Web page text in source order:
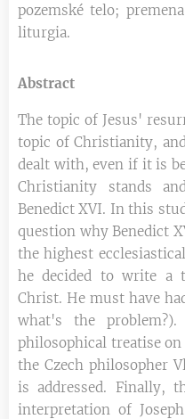
pozemské telo;
liturgia.
Abstract
The topic of Jesus'
topic of Christianity,
dealt with, even if it is
Christianity stands
Benedict XVI. In this
question why Benedict
the highest
he decided to write a
Christ. He must have
what's the
philosophical treatise
the Czech philosopher
is addressed. Finally,
interpretation of